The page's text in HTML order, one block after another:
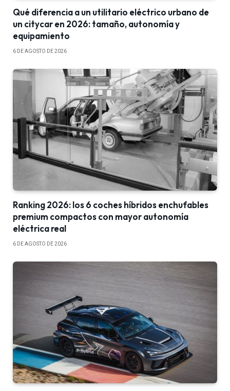
Qué diferencia a un utilitario eléctrico urbano de
un citycar en 2026: tamaño, autonomía y
equipamiento
6 DE AGOSTO DE 2026
Ranking 2026: los 6 coches híbridos enchufables
premium compactos con mayor autonomía
eléctrica real
6 DE AGOSTO DE 2026